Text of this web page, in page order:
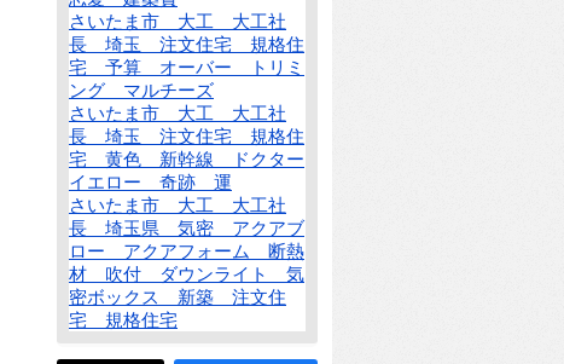
さいたま市 大工 大工社
長 埼玉 注文住宅 規格住
宅 予算 オーバー トリミ
ング マルチーズ
さいたま市 大工 大工社
長 埼玉 注文住宅 規格住
宅 黄色 新幹線 ドクター
イエロー 奇跡 運
さいたま市 大工 大工社
長 埼玉県 気密 アクアブ
ロー アクアフォーム 断熱
材 吹付 ダウンライト 気
密ボックス 新築 注文住
宅 規格住宅